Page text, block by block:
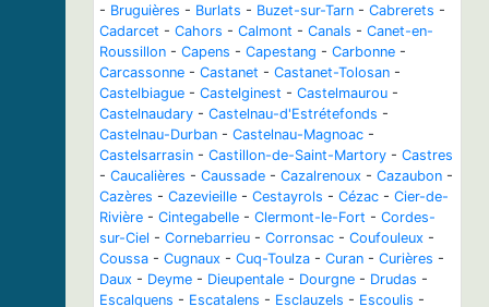
- Bruguières - Burlats - Buzet-sur-Tarn - Cabrerets -
Cadarcet - Cahors - Calmont - Canals - Canet-en-
Roussillon - Capens - Capestang - Carbonne -
Carcassonne - Castanet - Castanet-Tolosan -
Castelbiague - Castelginest - Castelmaurou -
Castelnaudary - Castelnau-d'Estrétefonds -
Castelnau-Durban - Castelnau-Magnoac -
Castelsarrasin - Castillon-de-Saint-Martory - Castres
- Caucalières - Caussade - Cazalrenoux - Cazaubon -
Cazères - Cazevieille - Cestayrols - Cézac - Cier-de-
Rivière - Cintegabelle - Clermont-le-Fort - Cordes-
sur-Ciel - Cornebarrieu - Corronsac - Coufouleux -
Coussa - Cugnaux - Cuq-Toulza - Curan - Curières -
Daux - Deyme - Dieupentale - Dourgne - Drudas -
Escalquens - Escatalens - Esclauzels - Escoulis -